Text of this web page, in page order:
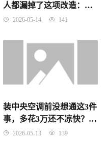
人都漏掉了这项改造：一
间10万元以内就能落地的
2026-05-14 141
装中央空调前没想通这3件
事，多花3万还不凉快？
2026设计师最怕你看到的
2026-05-13 139